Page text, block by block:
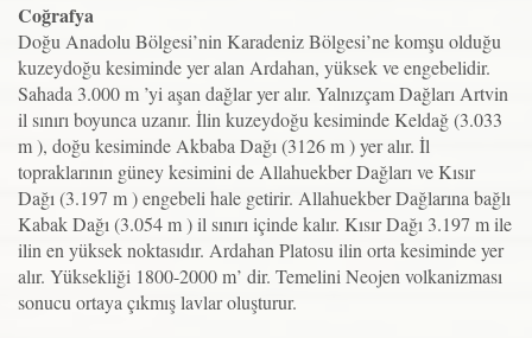
Coğrafya
Doğu Anadolu Bölgesi’nin Karadeniz Bölgesi’ne komşu olduğu
kuzeydoğu kesiminde yer alan Ardahan, yüksek ve engebelidir.
Sahada 3.000 m ’yi aşan dağlar yer alır. Yalnızçam Dağları Artvin
il sınırı boyunca uzanır. İlin kuzeydoğu kesiminde Keldağ (3.033
m ), doğu kesiminde Akbaba Dağı (3126 m ) yer alır. İl
topraklarının güney kesimini de Allahuekber Dağları ve Kısır
Dağı (3.197 m ) engebeli hale getirir. Allahuekber Dağlarına bağlı
Kabak Dağı (3.054 m ) il sınırı içinde kalır. Kısır Dağı 3.197 m ile
ilin en yüksek noktasıdır. Ardahan Platosu ilin orta kesiminde yer
alır. Yüksekliği 1800-2000 m’ dir. Temelini Neojen volkanizması
sonucu ortaya çıkmış lavlar oluşturur.